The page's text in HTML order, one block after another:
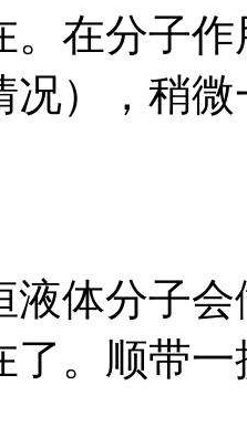
。在分子
况），稍
液体分子
了。顺带